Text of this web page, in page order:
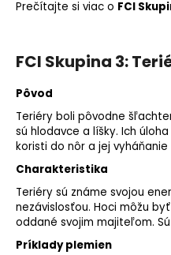
Prečítajte si viac o FCI
FCI Skupina 3:
Pôvod
Teriéry boli pôvodne
sú hlodavce a líšky. Ich
koristi do nôr a jej
Charakteristika
Teriéry sú známe svojou
nezávislosťou. Hoci môžu
oddané svojim majiteľom.
Príklady plemien